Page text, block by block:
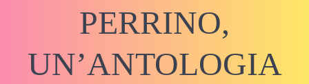
PERRINO,
UN’ANTOLOGIA